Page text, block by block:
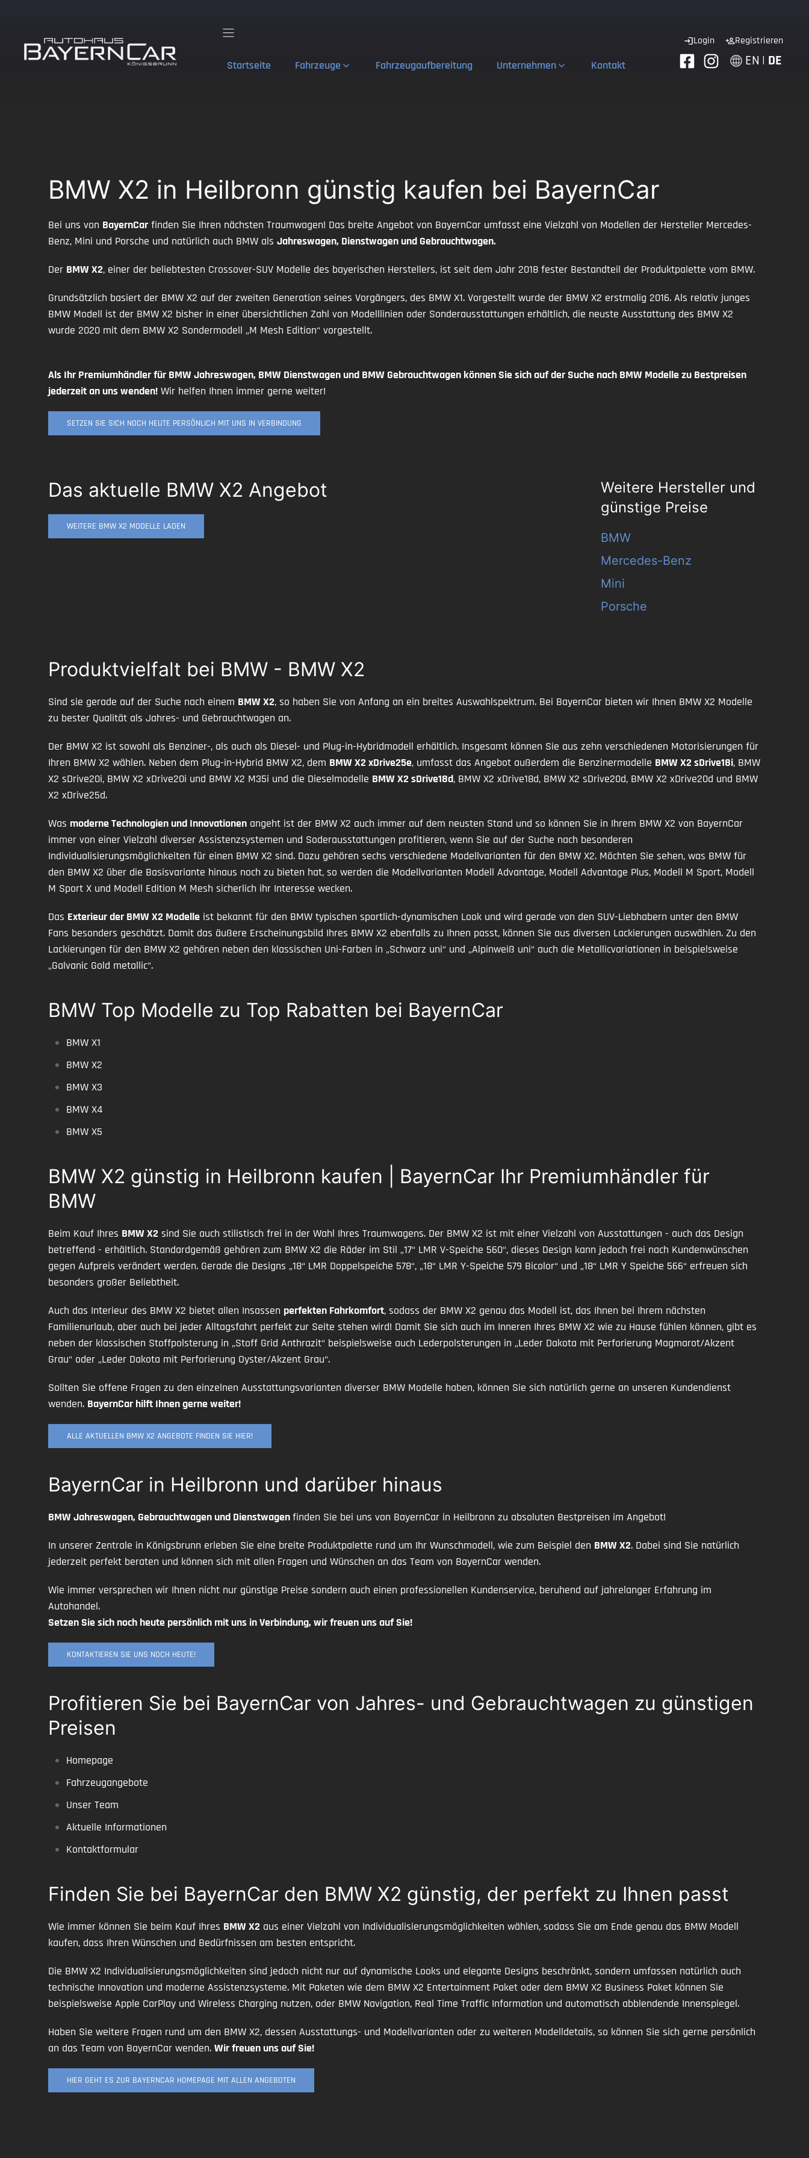
springen
Startseite
Fahrzeuge Fahrzeugaufbereitung Unternehmen Kontakt
Login Registrieren
EN | DE
BMW X2 in Heilbronn günstig kaufen bei BayernCar
Bei uns von BayernCar finden Sie Ihren nächsten Traumwagen! Das breite Angebot von BayernCar umfasst eine Vielzahl von Modellen der Hersteller Mercedes-
Benz, Mini und Porsche und natürlich auch BMW als Jahreswagen, Dienstwagen und Gebrauchtwagen.
Der BMW X2, einer der beliebtesten Crossover-SUV Modelle des bayerischen Herstellers, ist seit dem Jahr 2018 fester Bestandteil der Produktpalette vom BMW.
Grundsätzlich basiert der BMW X2 auf der zweiten Generation seines Vorgängers, des BMW X1. Vorgestellt wurde der BMW X2 erstmalig 2016. Als relativ junges
BMW Modell ist der BMW X2 bisher in einer übersichtlichen Zahl von Modelllinien oder Sonderausstattungen erhältlich, die neuste Ausstattung des BMW X2
wurde 2020 mit dem BMW X2 Sondermodell „M Mesh Edition“ vorgestellt.
Als Ihr Premiumhändler für BMW Jahreswagen, BMW Dienstwagen und BMW Gebrauchtwagen können Sie sich auf der Suche nach BMW Modelle zu Bestpreisen
jederzeit an uns wenden! Wir helfen Ihnen immer gerne weiter!
SETZEN SIE SICH NOCH HEUTE PERSÖNLICH MIT UNS IN VERBINDUNG
Das aktuelle BMW X2 Angebot
WEITERE BMW X2 MODELLE LADEN
Weitere Hersteller und
günstige Preise
BMW
Mercedes-Benz
Mini
Porsche
Produktvielfalt bei BMW - BMW X2
Sind sie gerade auf der Suche nach einem BMW X2, so haben Sie von Anfang an ein breites Auswahlspektrum. Bei BayernCar bieten wir Ihnen BMW X2 Modelle
zu bester Qualität als Jahres- und Gebrauchtwagen an.
Der BMW X2 ist sowohl als Benziner-, als auch als Diesel- und Plug-in-Hybridmodell erhältlich. Insgesamt können Sie aus zehn verschiedenen Motorisierungen für
Ihren BMW X2 wählen. Neben dem Plug-in-Hybrid BMW X2, dem BMW X2 xDrive25e, umfasst das Angebot außerdem die Benzinermodelle BMW X2 sDrive18i, BMW
X2 sDrive20i, BMW X2 xDrive20i und BMW X2 M35i und die Dieselmodelle BMW X2 sDrive18d, BMW X2 xDrive18d, BMW X2 sDrive20d, BMW X2 xDrive20d und BMW
X2 xDrive25d.
Was moderne Technologien und Innovationen angeht ist der BMW X2 auch immer auf dem neusten Stand und so können Sie in Ihrem BMW X2 von BayernCar
immer von einer Vielzahl diverser Assistenzsystemen und Soderausstattungen profitieren, wenn Sie auf der Suche nach besonderen
Individualisierungsmöglichkeiten für einen BMW X2 sind. Dazu gehören sechs verschiedene Modellvarianten für den BMW X2. Möchten Sie sehen, was BMW für
den BMW X2 über die Basisvariante hinaus noch zu bieten hat, so werden die Modellvarianten Modell Advantage, Modell Advantage Plus, Modell M Sport, Modell
M Sport X und Modell Edition M Mesh sicherlich ihr Interesse wecken.
Das Exterieur der BMW X2 Modelle ist bekannt für den BMW typischen sportlich-dynamischen Look und wird gerade von den SUV-Liebhabern unter den BMW
Fans besonders geschätzt. Damit das äußere Erscheinungsbild Ihres BMW X2 ebenfalls zu Ihnen passt, können Sie aus diversen Lackierungen auswählen. Zu den
Lackierungen für den BMW X2 gehören neben den klassischen Uni-Farben in „Schwarz uni“ und „Alpinweiß uni“ auch die Metallicvariationen in beispielsweise
„Galvanic Gold metallic“.
BMW Top Modelle zu Top Rabatten bei BayernCar
BMW X1
BMW X2
BMW X3
BMW X4
BMW X5
BMW X2 günstig in Heilbronn kaufen | BayernCar Ihr Premiumhändler für
BMW
Beim Kauf Ihres BMW X2 sind Sie auch stilistisch frei in der Wahl Ihres Traumwagens. Der BMW X2 ist mit einer Vielzahl von Ausstattungen - auch das Design
betreffend - erhältlich. Standardgemäß gehören zum BMW X2 die Räder im Stil „17“ LMR V-Speiche 560“, dieses Design kann jedoch frei nach Kundenwünschen
gegen Aufpreis verändert werden. Gerade die Designs „18“ LMR Doppelspeiche 578“, „18“ LMR Y-Speiche 579 Bicolor“ und „18“ LMR Y Speiche 566“ erfreuen sich
besonders großer Beliebtheit.
Auch das Interieur des BMW X2 bietet allen Insassen perfekten Fahrkomfort, sodass der BMW X2 genau das Modell ist, das Ihnen bei Ihrem nächsten
Familienurlaub, aber auch bei jeder Alltagsfahrt perfekt zur Seite stehen wird! Damit Sie sich auch im Inneren Ihres BMW X2 wie zu Hause fühlen können, gibt es
neben der klassischen Stoffpolsterung in „Stoff Grid Anthrazit“ beispielsweise auch Lederpolsterungen in „Leder Dakota mit Perforierung Magmarot/Akzent
Grau“ oder „Leder Dakota mit Perforierung Oyster/Akzent Grau“.
Sollten Sie offene Fragen zu den einzelnen Ausstattungsvarianten diverser BMW Modelle haben, können Sie sich natürlich gerne an unseren Kundendienst
wenden. BayernCar hilft Ihnen gerne weiter!
ALLE AKTUELLEN BMW X2 ANGEBOTE FINDEN SIE HIER!
BayernCar in Heilbronn und darüber hinaus
BMW Jahreswagen, Gebrauchtwagen und Dienstwagenfinden Sie bei uns von BayernCar in Heilbronn zu absoluten Bestpreisen im Angebot!
In unserer Zentrale in Königsbrunn erleben Sie eine breite Produktpalette rund um Ihr Wunschmodell, wie zum Beispiel den BMW X2. Dabei sind Sie natürlich
jederzeit perfekt beraten und können sich mit allen Fragen und Wünschen an das Team von BayernCar wenden.
Wie immer versprechen wir Ihnen nicht nur günstige Preise sondern auch einen professionellen Kundenservice, beruhend auf jahrelanger Erfahrung im
Autohandel.
Setzen Sie sich noch heute persönlich mit uns in Verbindung, wir freuen uns auf Sie!
KONTAKTIEREN SIE UNS NOCH HEUTE!
Profitieren Sie bei BayernCar von Jahres- und Gebrauchtwagen zu günstigen
Preisen
Homepage
Fahrzeugangebote
Unser Team
Aktuelle Informationen
Kontaktformular
Finden Sie bei BayernCar den BMW X2 günstig, der perfekt zu Ihnen passt
Wie immer können Sie beim Kauf Ihres BMW X2 aus einer Vielzahl von Individualisierungsmöglichkeiten wählen, sodass Sie am Ende genau das BMW Modell
kaufen, dass Ihren Wünschen und Bedürfnissen am besten entspricht.
Die BMW X2 Individualisierungsmöglichkeiten sind jedoch nicht nur auf dynamische Looks und elegante Designs beschränkt, sondern umfassen natürlich auch
technische Innovation und moderne Assistenzsysteme. Mit Paketen wie dem BMW X2 Entertainment Paket oder dem BMW X2 Business Paket können Sie
beispielsweise Apple CarPlay und Wireless Charging nutzen, oder BMW Navigation, Real Time Traffic Information und automatisch abblendende Innenspiegel.
Haben Sie weitere Fragen rund um den BMW X2, dessen Ausstattungs- und Modellvarianten oder zu weiteren Modelldetails, so können Sie sich gerne persönlich
an das Team von BayernCar wenden. Wir freuen uns auf Sie!
HIER GEHT ES ZUR BAYERNCAR HOMEPAGE MIT ALLEN ANGEBOTEN